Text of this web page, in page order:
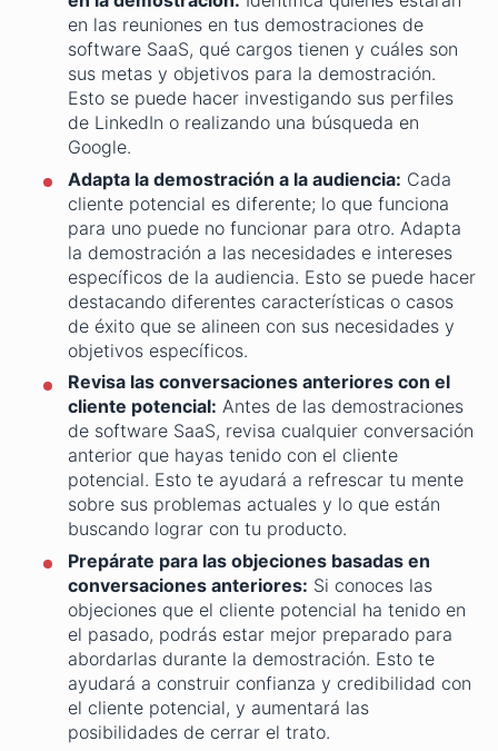
en las reuniones en tus demostraciones de
software SaaS, qué cargos tienen y cuáles son
sus metas y objetivos para la demostración.
Esto se puede hacer investigando sus perfiles
de LinkedIn o realizando una búsqueda en
Google.
Adapta la demostración a la audiencia: Cada
cliente potencial es diferente; lo que funciona
para uno puede no funcionar para otro. Adapta
la demostración a las necesidades e intereses
específicos de la audiencia. Esto se puede hacer
destacando diferentes características o casos
de éxito que se alineen con sus necesidades y
objetivos específicos.
Revisa las conversaciones anteriores con el
cliente potencial: Antes de las demostraciones
de software SaaS, revisa cualquier conversación
anterior que hayas tenido con el cliente
potencial. Esto te ayudará a refrescar tu mente
sobre sus problemas actuales y lo que están
buscando lograr con tu producto.
Prepárate para las objeciones basadas en
conversaciones anteriores: Si conoces las
objeciones que el cliente potencial ha tenido en
el pasado, podrás estar mejor preparado para
abordarlas durante la demostración. Esto te
ayudará a construir confianza y credibilidad con
el cliente potencial, y aumentará las
posibilidades de cerrar el trato.